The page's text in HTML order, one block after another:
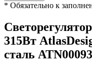
* Обязательно к
315Вт
сталь